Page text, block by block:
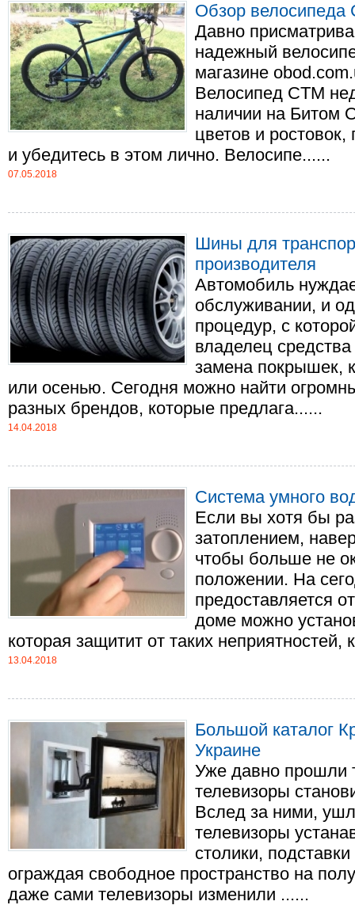
Обзор велосипеда
Давно
надежный
магазине
Велосипед CTM
наличии на Битом
цветов и
и убедитесь в этом лично. Велосипе......
07.05.2018
Шины для
производителя
Автомобиль
обслуживании, и
процедур, с
владелец
замена покрышек,
или осенью. Сегодня можно найти
разных брендов, которые предлага......
14.04.2018
Система умного
Если вы хотя бы
затоплением,
чтобы больше не
положении. На
предоставляется
доме можно
которая защитит от таких неприятностей,
13.04.2018
Большой каталог
Украине
Уже давно прошли
телевизоры
Вслед за ними,
телевизоры
столики,
ограждая свободное пространство на
даже сами телевизоры изменили ......